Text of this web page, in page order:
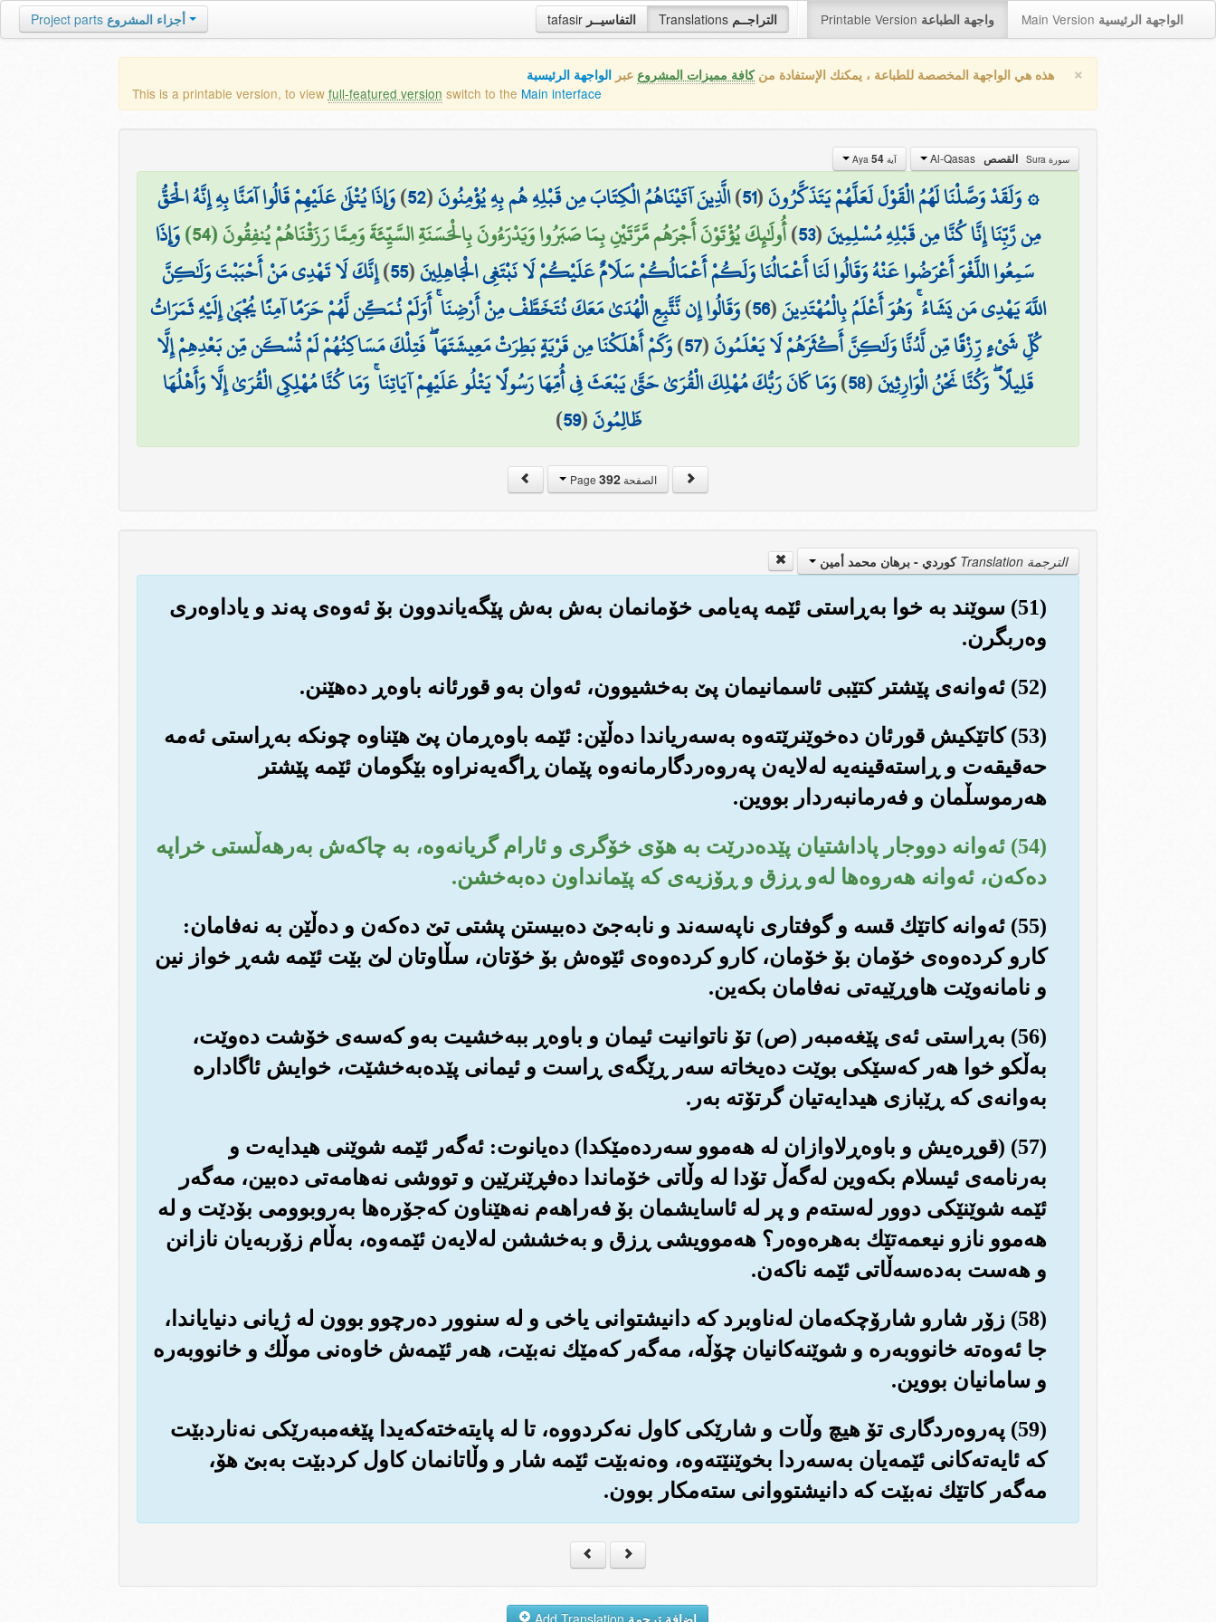
tafasir التفاسيــر Translations التراجــم Printable Version واجهة الطباعة Main Version الواجهة الرئيسية Project parts أجزاء المشروع
× هذه هي الواجهة المخصصة للطباعة ، يمكنك الإستفادة منكافة مميزات المشروع عبر الواجهة الرئيسية
This is a printable version, to view full-featured version switch to the Main interface
سورة Sura القصص آية Aya 54
۞ وَلَقَدْ وَصَّلْنَا لَهُمُ الْقَوْلَ لَعَلَّهُمْ يَتَذَكَّرُونَ(
51
)الَّذِينَ آتَيْنَاهُمُ الْكِتَابَ مِن قَبْلِهِ هُم بِهِ يُؤْمِنُونَ(
52
)وَإِذَا يُتْلَىٰ عَلَيْهِمْ قَالُوا آمَنَّا بِهِ إِنَّهُ الْحَقُّ
مِن رَّبِّنَا إِنَّا كُنَّا مِن قَبْلِهِ مُسْلِمِينَ(
53
)أُولَٰئِكَ يُؤْتَوْنَ أَجْرَهُم مَّرَّتَيْنِ بِمَا صَبَرُوا وَيَدْرَءُونَ بِالْحَسَنَةِ السَّيِّئَةَ وَمِمَّا رَزَقْنَاهُمْ يُنفِقُونَ (54)
وَإِذَا
سَمِعُوا اللَّغْوَ أَعْرَضُوا عَنْهُ وَقَالُوا لَنَا أَعْمَالُنَا وَلَكُمْ أَعْمَالُكُمْ سَلَامٌ عَلَيْكُمْ لَا نَبْتَغِي الْجَاهِلِينَ(
55
)إِنَّكَ لَا تَهْدِي مَنْ أَحْبَبْتَ وَلَٰكِنَّ
اللَّهَ يَهْدِي مَن يَشَاءُ ۚ وَهُوَ أَعْلَمُ بِالْمُهْتَدِينَ(
56
)وَقَالُوا إِن نَّتَّبِعِ الْهُدَىٰ مَعَكَ نُتَخَطَّفْ مِنْ أَرْضِنَا ۚ أَوَلَمْ نُمَكِّن لَّهُمْ حَرَمًا آمِنًا يُجْبَىٰ إِلَيْهِ ثَمَرَاتُ
كُلِّ شَيْءٍ رِّزْقًا مِّن لَّدُنَّا وَلَٰكِنَّ أَكْثَرَهُمْ لَا يَعْلَمُونَ(
57
)وَكَمْ أَهْلَكْنَا مِن قَرْيَةٍ بَطِرَتْ مَعِيشَتَهَا ۖ فَتِلْكَ مَسَاكِنُهُمْ لَمْ تُسْكَن مِّن بَعْدِهِمْ إِلَّا
قَلِيلًا ۖ وَكُنَّا نَحْنُ الْوَارِثِينَ(
58
)وَمَا كَانَ رَبُّكَ مُهْلِكَ الْقُرَىٰ حَتَّىٰ يَبْعَثَ فِي أُمِّهَا رَسُولًا يَتْلُو عَلَيْهِمْ آيَاتِنَا ۚ وَمَا كُنَّا مُهْلِكِي الْقُرَىٰ إِلَّا وَأَهْلُهَا
ظَالِمُونَ(
59
)
الصفحة Page392
الترجمة Translation كوردي - برهان محمد أمين
(51) سوێند به خوا به‌ڕاستی ئێمه په‌یامی خۆمانمان به‌ش به‌ش پێگه‌یاندوون بۆ ئه‌وه‌ی په‌ند و یاداوه‌ری
وه‌ربگرن.
(52) ئه‌وانه‌ی پێشتر كتێبی ئاسمانیمان پێ به‌خشیوون، ئه‌وان به‌و قورئانه باوه‌ڕ ده‌هێنن.
(53) كاتێكیش قورئان ده‌خوێنرێته‌وه به‌سه‌ریاندا ده‌ڵێن: ئێمه باوه‌ڕمان پێ هێناوه چونكه به‌ڕاستی ئه‌مه
حه‌قیقه‌ت و ڕاسته‌قینه‌یه له‌لایه‌ن په‌روه‌ردگارمانه‌وه پێمان ڕاگه‌یه‌نراوه بێگومان ئێمه پێشتر
هه‌رموسڵمان و فه‌رمانبه‌ردار بووین.
(54) ئه‌وانه دووجار پاداشتیان پێده‌درێت به هۆی خۆگری و ئارام گریانه‌وه‌، به چاكه‌ش به‌رهه‌ڵستی خراپه
ده‌كه‌ن، ئه‌وانه هه‌روه‌ها له‌و ڕزق و ڕۆزیه‌ی كه پێمانداون ده‌به‌خشن.
(55) ئه‌وانه كاتێك قسه و گوفتاری ناپه‌سه‌ند و نابه‌جێ ده‌بیستن پشتی تێ ده‌كه‌ن و ده‌ڵێن به نه‌فامان:
كارو كرده‌وه‌ی خۆمان بۆ خۆمان، كارو كرده‌وه‌ی ئێوه‌ش بۆ خۆتان، سڵاوتان لێ بێت ئێمه شه‌ڕ خواز نین
و نامانه‌وێت هاوڕێیه‌تی نه‌فامان بكه‌ین.
(56) به‌ڕاستی ئه‌ی پێغه‌مبه‌ر (ص) تۆ ناتوانیت ئیمان و باوه‌ڕ ببه‌خشیت به‌و كه‌سه‌ی خۆشت ده‌وێت،
به‌ڵكو خوا هه‌ر كه‌سێكی بوێت ده‌یخاته سه‌ر ڕێگه‌ی ڕاست و ئیمانی پێده‌به‌خشێت، خوایش ئاگاداره
به‌وانه‌ی كه ڕێبازی هیدایه‌تیان گرتۆته به‌ر.
(57) (قوڕه‌یش و باوه‌ڕلاوازان له هه‌موو سه‌رده‌مێكدا) ده‌یانوت: ئه‌گه‌ر ئێمه شوێنی هیدایه‌ت و
به‌رنامه‌ی ئیسلام بكه‌وین له‌گه‌ڵ تۆدا له وڵاتی خۆماندا ده‌فڕێنرێین و تووشی نه‌هامه‌تی ده‌بین، مه‌گه‌ر
ئێمه شوێنێكی دوور له‌سته‌م و پر له ئاسایشمان بۆ فه‌راهه‌م نه‌هێناون كه‌جۆره‌ها به‌روبوومی بۆدێت و له
هه‌موو نازو نیعمه‌تێك به‌هره‌وه‌ر؟ هه‌موویشی ڕزق و به‌خششن له‌لایه‌ن ئێمه‌وه‌، به‌ڵام زۆربه‌یان نازانن
و هه‌ست به‌ده‌سه‌ڵاتی ئێمه ناكه‌ن.
(58) زۆر شارو شارۆچكه‌مان له‌ناوبرد كه دانیشتوانی یاخی و له سنوور ده‌رچوو بوون له ژیانی دنیایاندا،
جا ئه‌وه‌ته خانووبه‌ره و شوێنه‌كانیان چۆڵه‌، مه‌گه‌ر كه‌مێك نه‌بێت، هه‌ر ئێمه‌ش خاوه‌نی موڵك و خانووبه‌ره
و سامانیان بووین.
(59) په‌روه‌ردگاری تۆ هیچ وڵات و شارێكی كاول نه‌كردووه‌، تا له پایته‌خته‌كه‌یدا پێغه‌مبه‌رێكی نه‌ناردبێت
كه ئایه‌ته‌كانی ئێمه‌یان به‌سه‌ردا بخوێنێته‌وه‌، وه‌نه‌بێت ئێمه شار و وڵاتانمان كاول كردبێت به‌بێ هۆ،
مه‌گه‌ر كاتێك نه‌بێت كه دانیشتووانی سته‌مكار بوون.
إضافة ترجمة